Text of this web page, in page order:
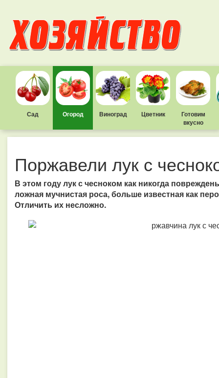
Сад Огород Виноград Цветник
Готовим
вкусно
Поржавели лук с
В этом году лук с чесноком как никогда
ложная мучнистая роса, больше известная как
Отличить их несложно.